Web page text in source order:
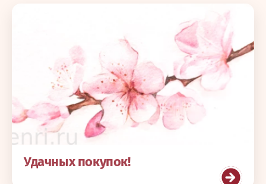
Удачных покупок!